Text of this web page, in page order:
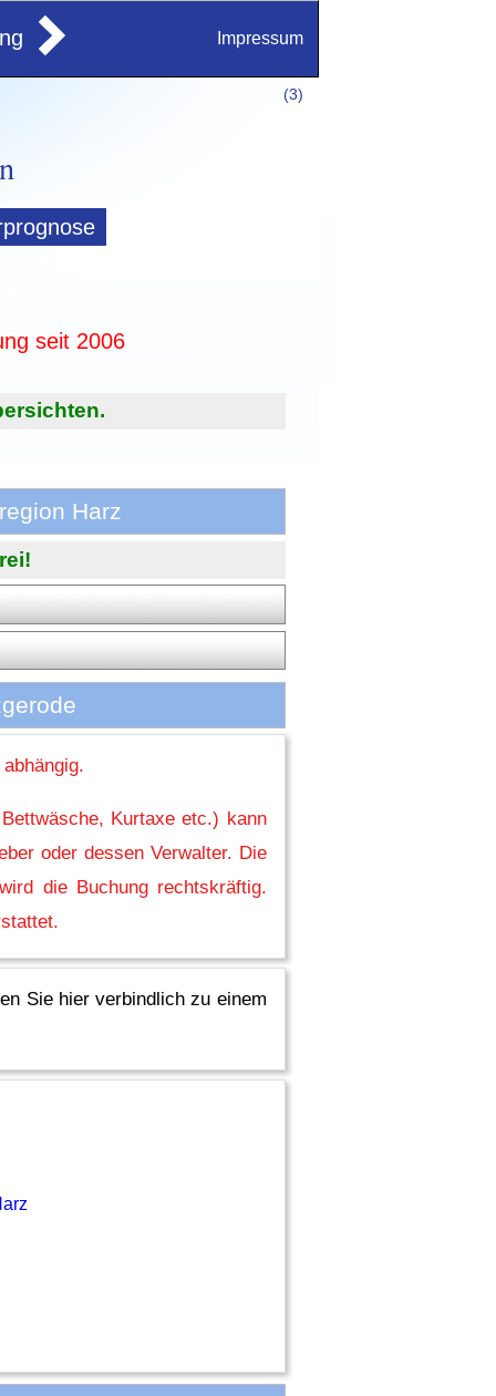
Impressum
(3)
seit 2006
Harz
Kurtaxe etc.) kann
oder dessen Verwalter. Die
die Buchung rechtskräftig.
Sie hier verbindlich zu einem